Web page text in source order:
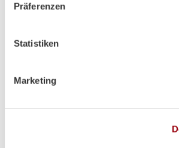
Informationen über Ihre
Ihr Gerät durch aktives Scannen
Merkmalen (Fingerprinting)
verarbeitet werden, und legen Sie Ihre
Abschnitt Einzelheiten
personalisieren, Funktionen für
Präferenzen
Statistiken
Marketing
Partner